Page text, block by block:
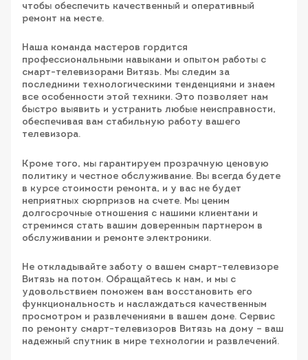
чтобы обеспечить качественный и оперативный
ремонт на месте.
Наша команда мастеров гордится
профессиональными навыками и опытом работы с
смарт-телевизорами Витязь. Мы следим за
последними технологическими тенденциями и знаем
все особенности этой техники. Это позволяет нам
быстро выявить и устранить любые неисправности,
обеспечивая вам стабильную работу вашего
телевизора.
Кроме того, мы гарантируем прозрачную ценовую
политику и честное обслуживание. Вы всегда будете
в курсе стоимости ремонта, и у вас не будет
неприятных сюрпризов на счете. Мы ценим
долгосрочные отношения с нашими клиентами и
стремимся стать вашим доверенным партнером в
обслуживании и ремонте электроники.
Не откладывайте заботу о вашем смарт-телевизоре
Витязь на потом. Обращайтесь к нам, и мы с
удовольствием поможем вам восстановить его
функциональность и наслаждаться качественным
просмотром и развлечениями в вашем доме. Сервис
по ремонту смарт-телевизоров Витязь на дому – ваш
надежный спутник в мире технологии и развлечений.